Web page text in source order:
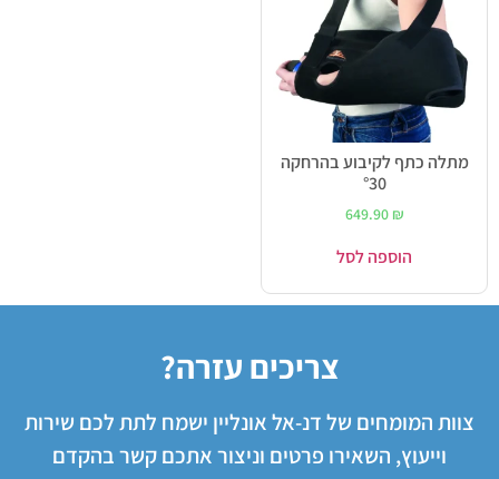
מתלה כתף לקיבוע בהרחקה
°30
649.90 ₪
הוספה לסל
צריכים עזרה?
צוות המומחים של דנ-אל אונליין ישמח לתת לכם שירות
וייעוץ, השאירו פרטים וניצור אתכם קשר בהקדם